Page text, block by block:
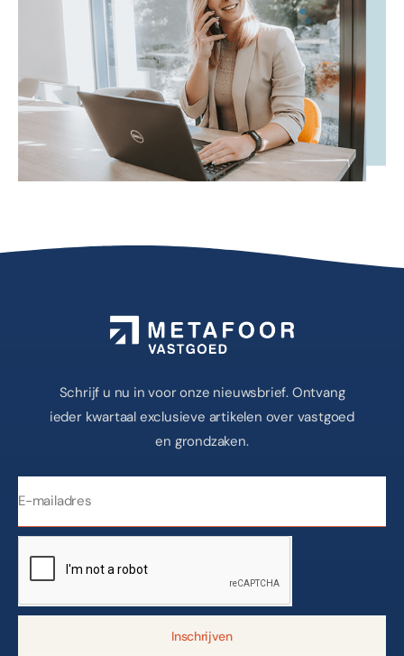
Schrijf u nu in voor onze nieuwsbrief. Ontvang
ieder kwartaal exclusieve artikelen over vastgoed
en grondzaken.
Inschrijven